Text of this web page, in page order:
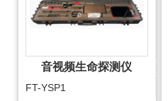
音视频生命探测仪
FT-YSP1